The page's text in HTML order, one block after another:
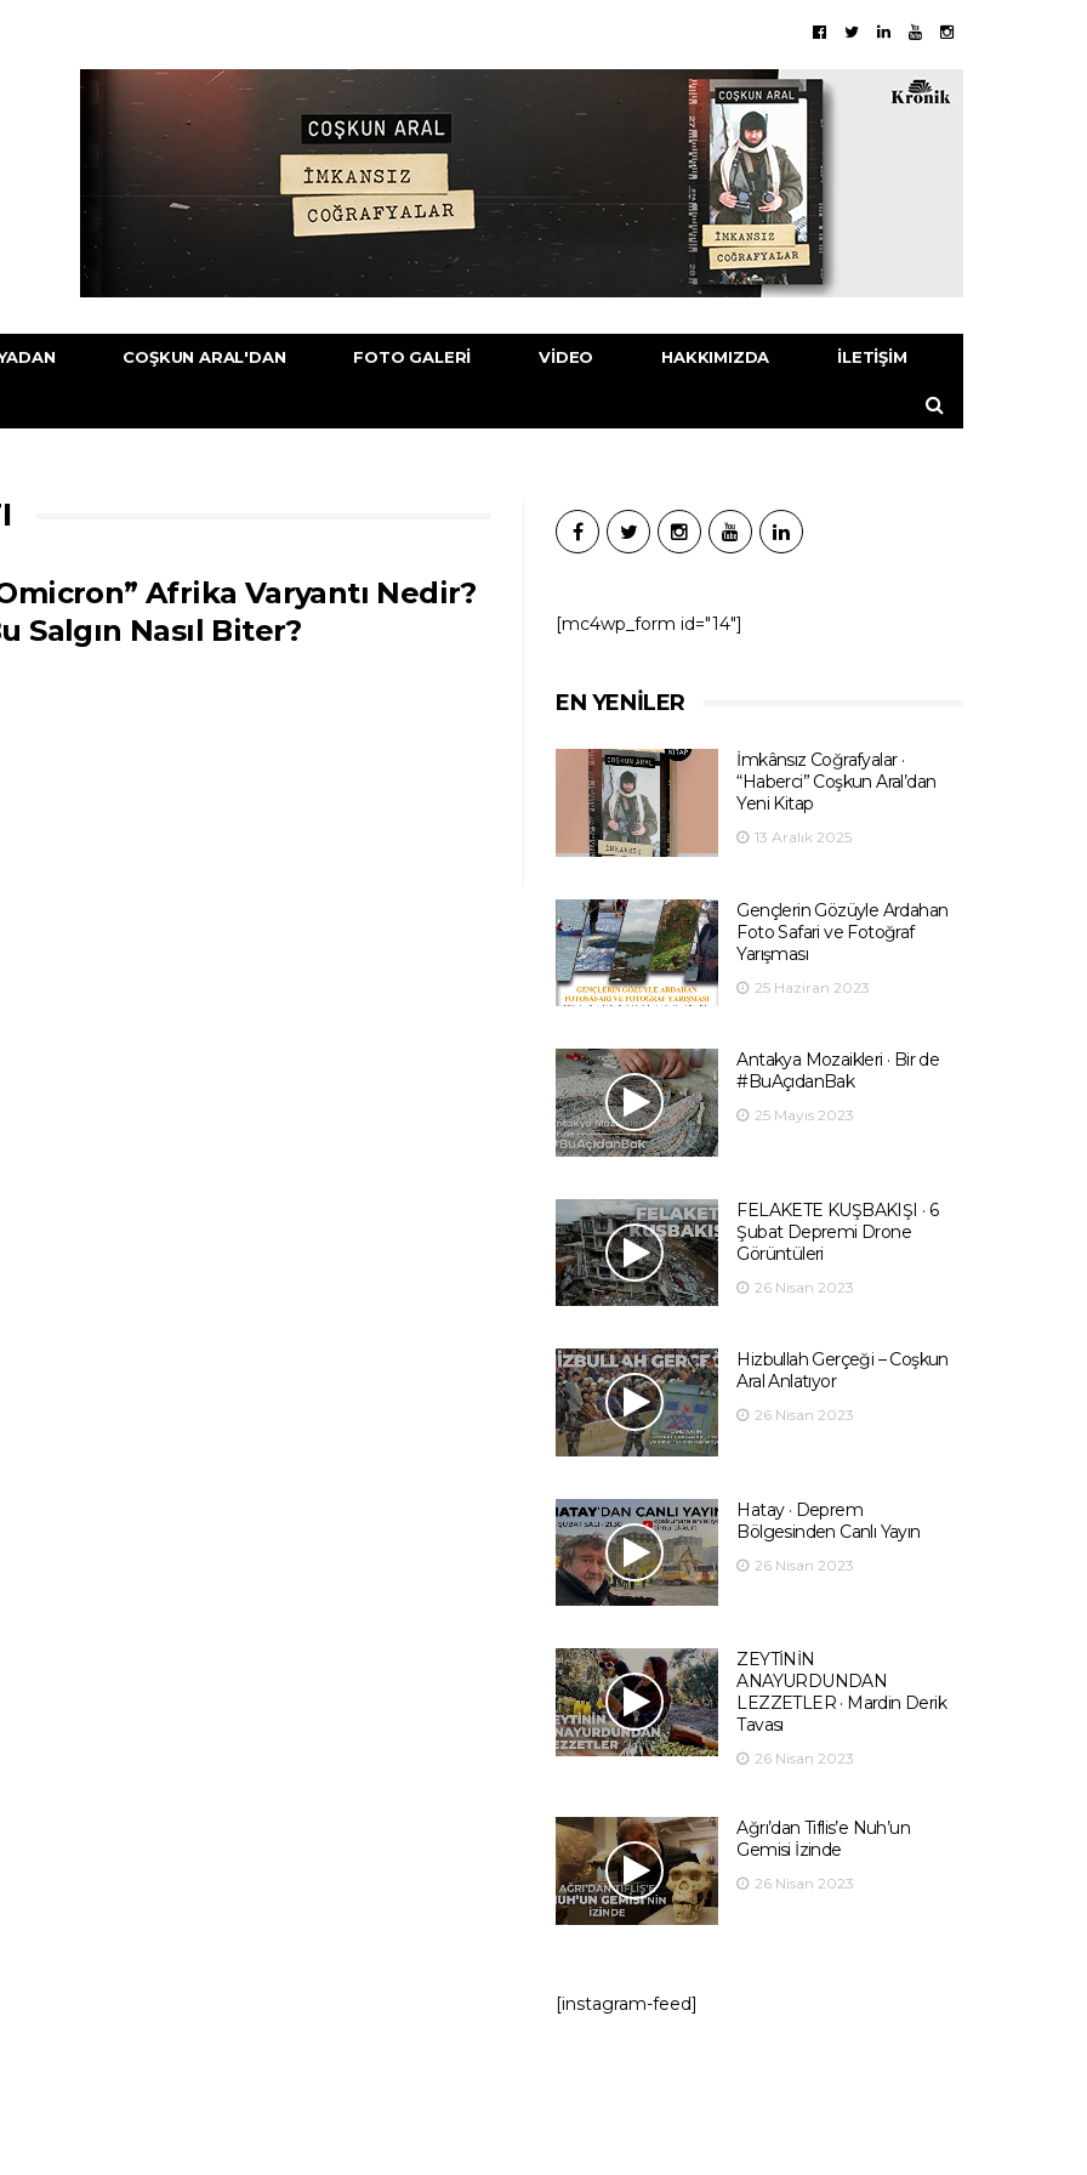
COŞKUN ARAL'DAN FOTO GALERI VIDEO HAKKIMIZDA İLETIŞIM
Afrika Varyantı Nedir?
Salgın Nasıl Biter?
[mc4wp_form id="14"]
EN YENILER
İmkânsız Coğrafyalar ·
“Haberci” Coşkun Aral’dan
Yeni Kitap
13 Aralık 2025
Gençlerin Gözüyle Ardahan
Foto Safari ve Fotoğraf
Yarışması
25 Haziran 2023
Antakya Mozaikleri · Bir de
#BuAçıdanBak
25 Mayıs 2023
FELAKETE KUŞBAKIŞI · 6
Şubat Depremi Drone
Görüntüleri
26 Nisan 2023
Hizbullah Gerçeği – Coşkun
Aral Anlatıyor
26 Nisan 2023
Hatay · Deprem
Bölgesinden Canlı Yayın
26 Nisan 2023
ZEYTİNİN
ANAYURDUNDAN
LEZZETLER · Mardin Derik
Tavası
26 Nisan 2023
Ağrı’dan Tiflis’e Nuh’un
Gemisi İzinde
26 Nisan 2023
[instagram-feed]